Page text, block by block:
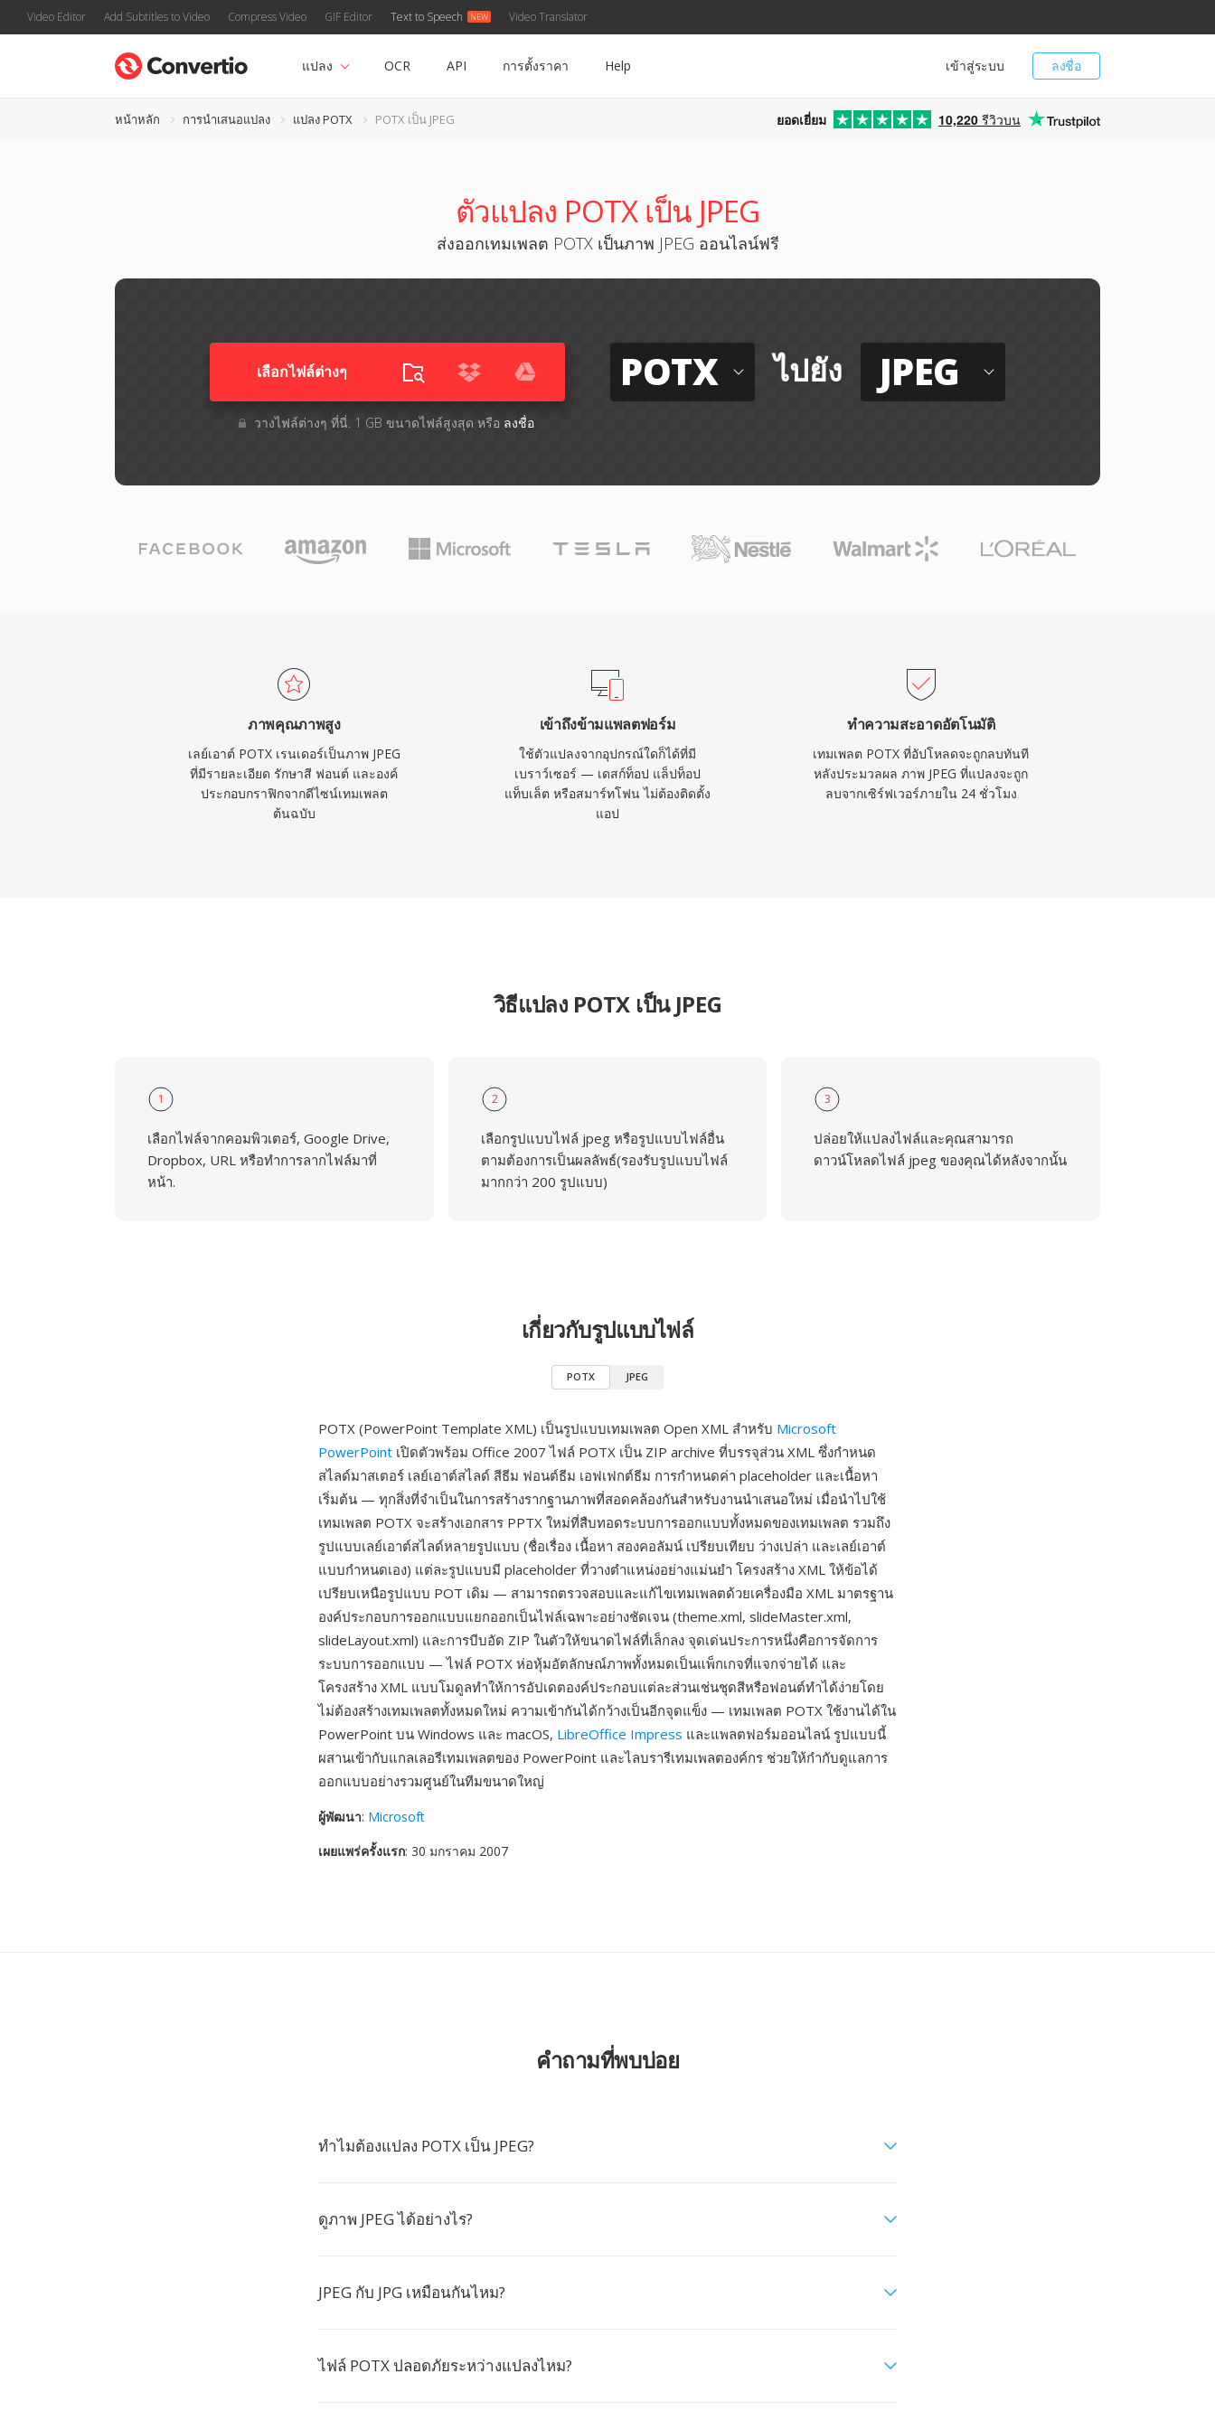
Video Editor Add Subtitles to Video Compress Video GIF Editor Text to Speech Video Translator
ลงชื่อ
เข้าสู่ระบบ
แปลง OCR API การตั้งราคา Help
หน้าหลัก การนำเสนอแปลง แปลง POTX POTX เป็น JPEG ยอดเยี่ยม 10,220 รีวิวบน
ตัวแปลง POTX เป็น JPEG
ส่งออกเทมเพลต POTX เป็นภาพ JPEG ออนไลน์ฟรี
เลือกไฟล์ต่างๆ​
วางไฟล์ต่างๆ​ ที่นี่. 1 GB ขนาดไฟล์สูงสุด หรือ ลงชื่อ
POTX ไปยัง JPEG
ภาพคุณภาพสูง
เลย์เอาต์ POTX เรนเดอร์เป็นภาพ JPEG
ที่มีรายละเอียด รักษาสี ฟอนต์ และองค์
ประกอบกราฟิกจากดีไซน์เทมเพลต
ต้นฉบับ
เข้าถึงข้ามแพลตฟอร์ม
ใช้ตัวแปลงจากอุปกรณ์ใดก็ได้ที่มี
เบราว์เซอร์ — เดสก์ท็อป แล็ปท็อป
แท็บเล็ต หรือสมาร์ทโฟน ไม่ต้องติดตั้ง
แอป
ทำความสะอาดอัตโนมัติ
เทมเพลต POTX ที่อัปโหลดจะถูกลบทันที
หลังประมวลผล ภาพ JPEG ที่แปลงจะถูก
ลบจากเซิร์ฟเวอร์ภายใน 24 ชั่วโมง
วิธีแปลง POTX เป็น JPEG
1
เลือกไฟล์จากคอมพิวเตอร์, Google Drive,
Dropbox, URL หรือทำการลากไฟล์มาที่
หน้า.
2
เลือกรูปแบบไฟล์ jpeg หรือรูปแบบไฟล์อื่น
ตามต้องการเป็นผลลัพธ์(รองรับรูปแบบไฟล์
มากกว่า 200 รูปแบบ)
3
ปล่อยให้แปลงไฟล์และคุณสามารถ
ดาวน์โหลดไฟล์ jpeg ของคุณได้หลังจากนั้น
เกี่ยวกับรูปแบบไฟล์
POTX JPEG
POTX (PowerPoint Template XML) เป็นรูปแบบเทมเพลต Open XML สำหรับ Microsoft
PowerPoint เปิดตัวพร้อม Office 2007 ไฟล์ POTX เป็น ZIP archive ที่บรรจุส่วน XML ซึ่งกำหนด
สไลด์มาสเตอร์ เลย์เอาต์สไลด์ สีธีม ฟอนต์ธีม เอฟเฟกต์ธีม การกำหนดค่า placeholder และเนื้อหา
เริ่มต้น — ทุกสิ่งที่จำเป็นในการสร้างรากฐานภาพที่สอดคล้องกันสำหรับงานนำเสนอใหม่ เมื่อนำไปใช้
เทมเพลต POTX จะสร้างเอกสาร PPTX ใหม่ที่สืบทอดระบบการออกแบบทั้งหมดของเทมเพลต รวมถึง
รูปแบบเลย์เอาต์สไลด์หลายรูปแบบ (ชื่อเรื่อง เนื้อหา สองคอลัมน์ เปรียบเทียบ ว่างเปล่า และเลย์เอาต์
แบบกำหนดเอง) แต่ละรูปแบบมี placeholder ที่วางตำแหน่งอย่างแม่นยำ โครงสร้าง XML ให้ข้อได้
เปรียบเหนือรูปแบบ POT เดิม — สามารถตรวจสอบและแก้ไขเทมเพลตด้วยเครื่องมือ XML มาตรฐาน
องค์ประกอบการออกแบบแยกออกเป็นไฟล์เฉพาะอย่างชัดเจน (theme.xml, slideMaster.xml,
slideLayout.xml) และการบีบอัด ZIP ในตัวให้ขนาดไฟล์ที่เล็กลง จุดเด่นประการหนึ่งคือการจัดการ
ระบบการออกแบบ — ไฟล์ POTX ห่อหุ้มอัตลักษณ์ภาพทั้งหมดเป็นแพ็กเกจที่แจกจ่ายได้ และ
โครงสร้าง XML แบบโมดูลทำให้การอัปเดตองค์ประกอบแต่ละส่วนเช่นชุดสีหรือฟอนต์ทำได้ง่ายโดย
ไม่ต้องสร้างเทมเพลตทั้งหมดใหม่ ความเข้ากันได้กว้างเป็นอีกจุดแข็ง — เทมเพลต POTX ใช้งานได้ใน
PowerPoint บน Windows และ macOS, LibreOffice Impress และแพลตฟอร์มออนไลน์ รูปแบบนี้
ผสานเข้ากับแกลเลอรีเทมเพลตของ PowerPoint และไลบรารีเทมเพลตองค์กร ช่วยให้กำกับดูแลการ
ออกแบบอย่างรวมศูนย์ในทีมขนาดใหญ่
ผู้พัฒนา: Microsoft
เผยแพร่ครั้งแรก: 30 มกราคม 2007
คำถามที่พบบ่อย
ทำไมต้องแปลง POTX เป็น JPEG?
ดูภาพ JPEG ได้อย่างไร?
JPEG กับ JPG เหมือนกันไหม?
ไฟล์ POTX ปลอดภัยระหว่างแปลงไหม?